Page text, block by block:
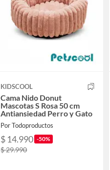
KIDSCOOL
Cama Nido Donut
Mascotas S Rosa 50 cm
Antiansiedad Perro y Gato
Por Todoproductos
$ 14.990 -50%
$ 29.990